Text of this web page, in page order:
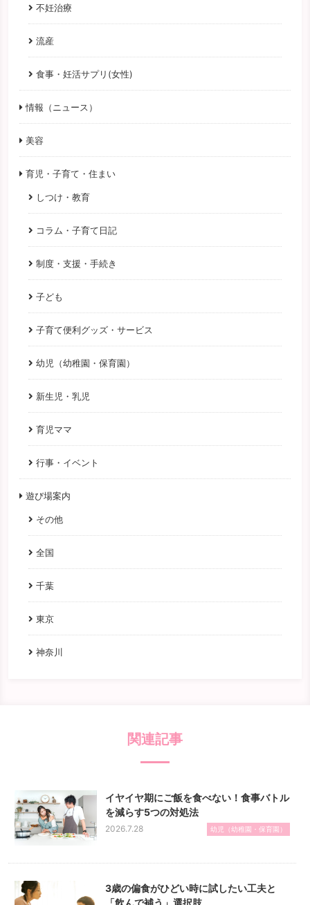
不妊治療
流産
食事・妊活サプリ(女性)
情報（ニュース）
美容
育児・子育て・住まい
しつけ・教育
コラム・子育て日記
制度・支援・手続き
子ども
子育て便利グッズ・サービス
幼児（幼稚園・保育園）
新生児・乳児
育児ママ
行事・イベント
遊び場案内
その他
全国
千葉
東京
神奈川
関連記事
イヤイヤ期にご飯を食べない！食事バトル
を減らす5つの対処法
2026.7.28 幼児（幼稚園・保育園）
3歳の偏食がひどい時に試したい工夫と